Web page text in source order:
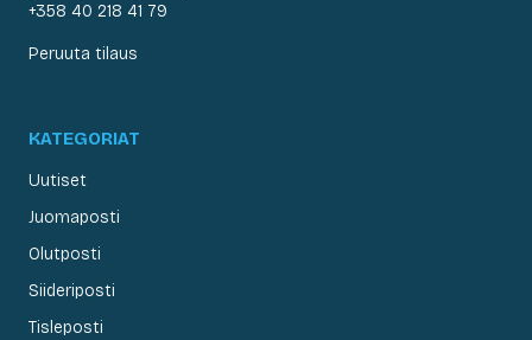
+358 40 218 41 79
Peruuta tilaus
KATEGORIAT
Uutiset
Juomaposti
Olutposti
Siideriposti
Tisleposti